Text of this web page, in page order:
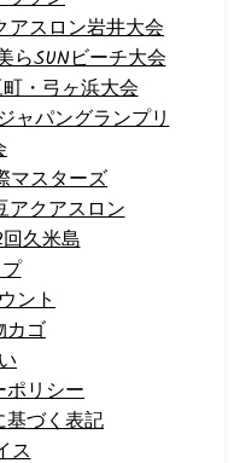
アスロン岩井大会
らSUNビーチ大会
・弓ヶ浜大会
ャパングランプリ
マスターズ
アクアスロン
久米島
ント
カゴ
ポリシー
基づく表記
ス